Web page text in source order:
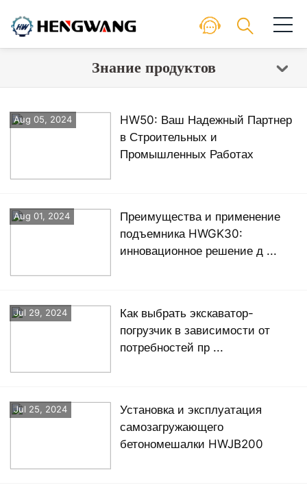
Знание продуктов
HW50: Ваш Надежный Партнер
в Строительных и
Промышленных Работах
Aug 05, 2024
Преимущества и применение
подъемника HWGK30:
инновационное решение д ...
Aug 01, 2024
Как выбрать экскаватор-
погрузчик в зависимости от
потребностей пр ...
Jul 29, 2024
Установка и эксплуатация
самозагружающего
бетономешалки HWJB200
Jul 25, 2024